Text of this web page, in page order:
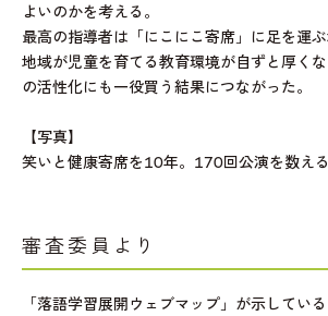
よいのかを考える。
最高の指導者は「にこにこ寄席」に足を運ぶ
地域が児童を育てる教育環境が自ずと厚く
の活性化にも一役買う結果につながった。
【写真】
笑いと健康寄席を10年。170回公演を数える
審査委員より
「落語学習展開ウェブマップ」が示してい